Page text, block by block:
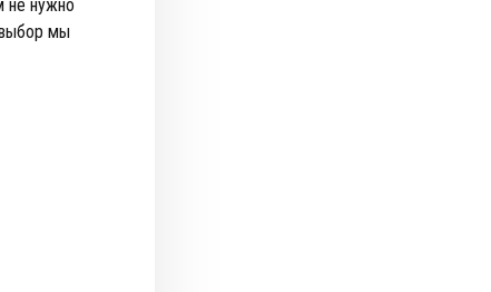
не нужно
мы